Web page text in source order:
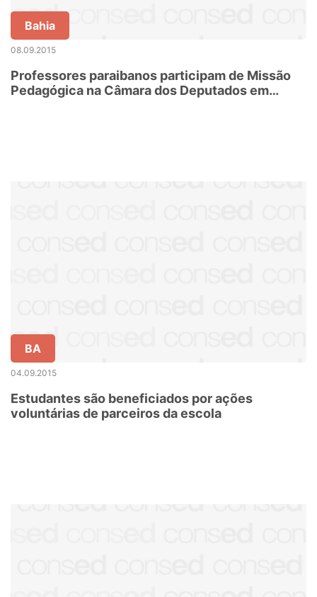
Bahia
08.09.2015
Professores paraibanos participam de Missão
Pedagógica na Câmara dos Deputados em
BA
04.09.2015
Estudantes são beneficiados por ações
voluntárias de parceiros da escola